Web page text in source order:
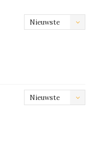
Nieuwste
Nieuwste